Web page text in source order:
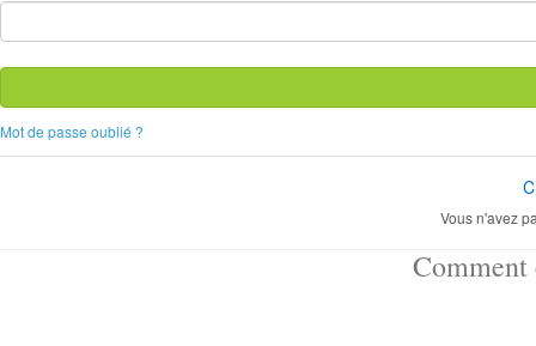
Mot de passe oublié ?
Vous n'avez
Comment